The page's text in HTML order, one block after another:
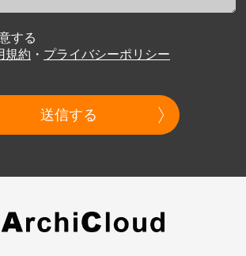
する
規約 ・ プライバシーポリシー
送信する